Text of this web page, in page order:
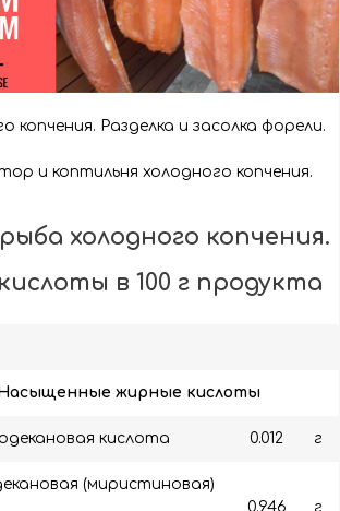
копчения. Разделка и засолка форели.
и коптильня холодного копчения.
холодного копчения.
в 100 г продукта
жирные кислоты
кислота 0.012 г
(миристиновая)
0.946 г